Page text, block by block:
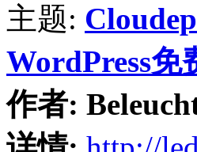
主题:
WordPress免
作者: